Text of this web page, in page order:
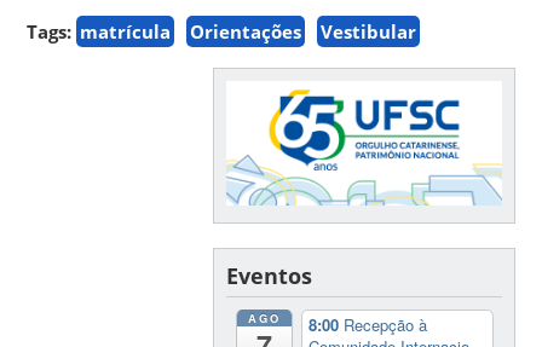
Tags: matrícula Orientações Vestibular
Eventos
AGO 8:00 Recepção à